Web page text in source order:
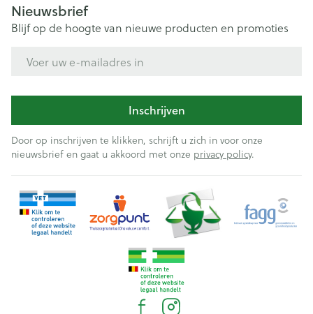
Nieuwsbrief
Blijf op de hoogte van nieuwe producten en promoties
Inschrijven
Door op inschrijven te klikken, schrijft u zich in voor onze
nieuwsbrief en gaat u akkoord met onze privacy policy.